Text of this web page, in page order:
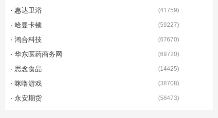
· 惠达卫浴 (41759)
· 哈曼卡顿 (59227)
· 鸿合科技 (67670)
· 华东医药商务网 (69720)
· 思念食品 (14425)
· 咪噜游戏 (38708)
· 永安期货 (58473)